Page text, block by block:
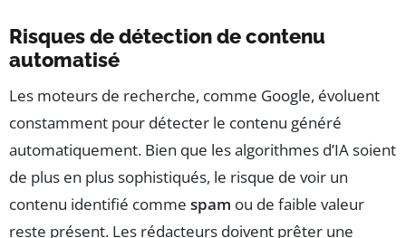
Risques de détection de contenu
automatisé
Les moteurs de recherche, comme Google, évoluent
constamment pour détecter le contenu généré
automatiquement. Bien que les algorithmes d’IA soient
de plus en plus sophistiqués, le risque de voir un
contenu identifié comme spam ou de faible valeur
reste présent. Les rédacteurs doivent prêter une